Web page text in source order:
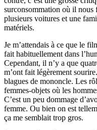
surconsommation où il nous
plusieurs voitures et une
matériels.
Je m’attendais à ce que le
fait habituellement dans
Cependant, il n’y a que
m’ont fait légèrement
blagues de mononcle. Les
femmes-objets où les
C’est un peu dommage
femme. Ou bien on est
ça me semblait trop gros.